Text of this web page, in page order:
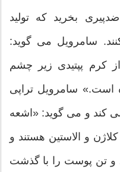
بخرید که تولید
سامرویل می گوید:
کرم پپتیدی زیر چشم
است.» سامرویل تراپی
کند و می گوید: «اشعه
و الاستین هستند و
و تن پوست را با گذشت